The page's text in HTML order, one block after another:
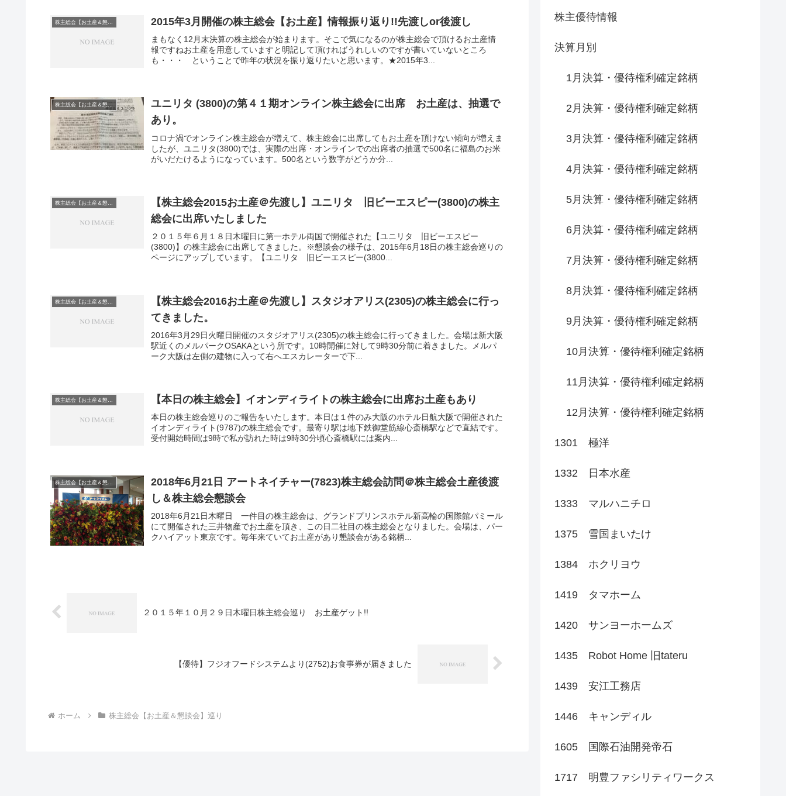
株主総会【お土産＆懇談会】巡り 2015年3月開催の株主総会【お土産】情報振り返り!!先渡しor後渡し
まもなく12月末決算の株主総会が始まります。そこで気になるのが株主総会で頂けるお土産情
報ですねお土産を用意していますと明記して頂ければうれしいのですが書いていないところ
も・・・ ということで昨年の状況を振り返りたいと思います。★2015年3...
株主総会【お土産＆懇談会】巡り
ユニリタ (3800)の第４１期オンライン株主総会に出席 お土産は、抽選で
あり。
コロナ渦でオンライン株主総会が増えて、株主総会に出席してもお土産を頂けない傾向が増えま
したが、ユニリタ(3800)では、実際の出席・オンラインでの出席者の抽選で500名に福島のお米
がいだたけるようになっています。500名という数字がどうか分...
株主総会【お土産＆懇談会】巡り
【株主総会2015お土産＠先渡し】ユニリタ 旧ビーエスピー(3800)の株主
総会に出席いたしました
２０１５年６月１８日木曜日に第一ホテル両国で開催された【ユニリタ 旧ビーエスピー
(3800)】の株主総会に出席してきました。※懇談会の様子は、2015年6月18日の株主総会巡りの
ページにアップしています。【ユニリタ 旧ビーエスピー(3800...
【株主総会2016お土産＠先渡し】スタジオアリス(2305)の株主総会に行っ
てきました。
2016年3月29日火曜日開催のスタジオアリス(2305)の株主総会に行ってきました。会場は新大阪
駅近くのメルパークOSAKAという所です。10時開催に対して9時30分前に着きました。メルパ
ーク大阪は左側の建物に入って右へエスカレーターで下...
株主総会【お土産＆懇談会】巡り 【本日の株主総会】イオンディライトの株主総会に出席お土産もあり
本日の株主総会巡りのご報告をいたします。本日は１件のみ大阪のホテル日航大阪で開催された
イオンディライト(9787)の株主総会です。最寄り駅は地下鉄御堂筋線心斎橋駅などで直結です。
受付開始時間は9時で私が訪れた時は9時30分頃心斎橋駅には案内...
2018年6月21日 アートネイチャー(7823)株主総会訪問＠株主総会土産後渡
し＆株主総会懇談会
2018年6月21日木曜日 一件目の株主総会は、グランドプリンスホテル新高輪の国際館パミール
にて開催された三井物産でお土産を頂き、この日二社目の株主総会となりました。会場は、パー
クハイアット東京です。毎年来ていてお土産があり懇談会がある銘柄...
２０１５年１０月２９日木曜日株主総会巡り お土産ゲット!!
【優待】フジオフードシステムより(2752)お食事券が届きました
ホーム 株主総会【お土産＆懇談会】巡り
株主優待情報
決算月別
1月決算・優待権利確定銘柄
2月決算・優待権利確定銘柄
3月決算・優待権利確定銘柄
4月決算・優待権利確定銘柄
5月決算・優待権利確定銘柄
6月決算・優待権利確定銘柄
7月決算・優待権利確定銘柄
8月決算・優待権利確定銘柄
9月決算・優待権利確定銘柄
10月決算・優待権利確定銘柄
11月決算・優待権利確定銘柄
12月決算・優待権利確定銘柄
1301 極洋
1332 日本水産
1333 マルハニチロ
1375 雪国まいたけ
1384 ホクリヨウ
1419 タマホーム
1420 サンヨーホームズ
1435 Robot Home 旧tateru
1439 安江工務店
1446 キャンディル
1605 国際石油開発帝石
1717 明豊ファシリティワークス